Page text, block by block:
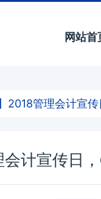
网站首
2018管理会计宣
会计宣传日